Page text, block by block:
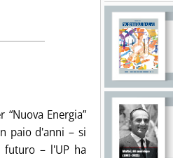
21 ottobre 2011 alle 12.14.
Energia”
paio d'anni – si
futuro – l'UP ha